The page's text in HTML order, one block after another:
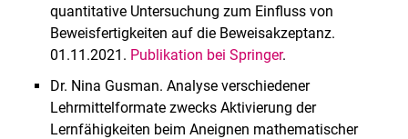
quantitative Untersuchung zum Einfluss von
Beweisfertigkeiten auf die Beweisakzeptanz.
01.11.2021. Publikation bei Springer.
Dr. Nina Gusman. Analyse verschiedener
Lehrmittelformate zwecks Aktivierung der
Lernfähigkeiten beim Aneignen mathematischer